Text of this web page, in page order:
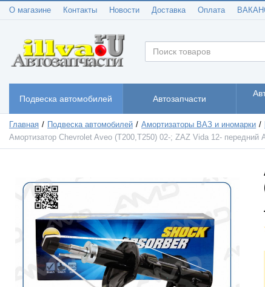
О магазине Контакты Новости Доставка Оплата
Подвеска автомобилей Автозапчасти
Главная Подвеска автомобилей Амортизаторы ВАЗ и иномарки
Амортизатор Chevrolet Aveo (T200,T250) 02-; ZAZ Vida 12- передний